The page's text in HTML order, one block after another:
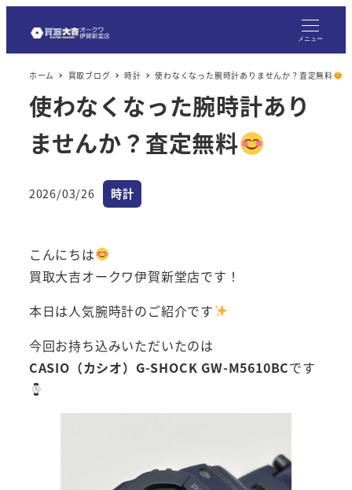
メニュー
ホーム 買取ブログ 時計 使わなくなった腕時計ありませんか？査定無料
使わなくなった腕時計あり
ませんか？査定無料
投稿日
2026/03/26 カテゴリー
時計
こんにちは
買取大吉オークワ伊賀新堂店です！
本日は人気腕時計のご紹介です
今回お持ち込みいただいたのは
CASIO（カシオ）G-SHOCK GW-M5610BCです